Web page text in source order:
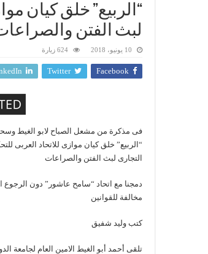
“الربيع” خلق كيان
لبث الفتن
10 يونيو، 2018 624 زيارة
Facebook
Twitter
فى مذكرة من مشعل الصباح لابو الغيط
“الربيع” خلق كيان موازى للاتحاد العربى
التجارى لبث الفتن والصراعات
دمجنا مع اتحاد “سامح عاشور” دون الرجوع
مخالفة للقوانين
كتب وليد شفيق
تلقى أحمد أبو الغيط الامين العام لجامعة